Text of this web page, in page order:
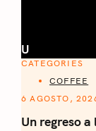
U
CATEGORIES
COFFEE
6 AGOSTO,
Un regreso